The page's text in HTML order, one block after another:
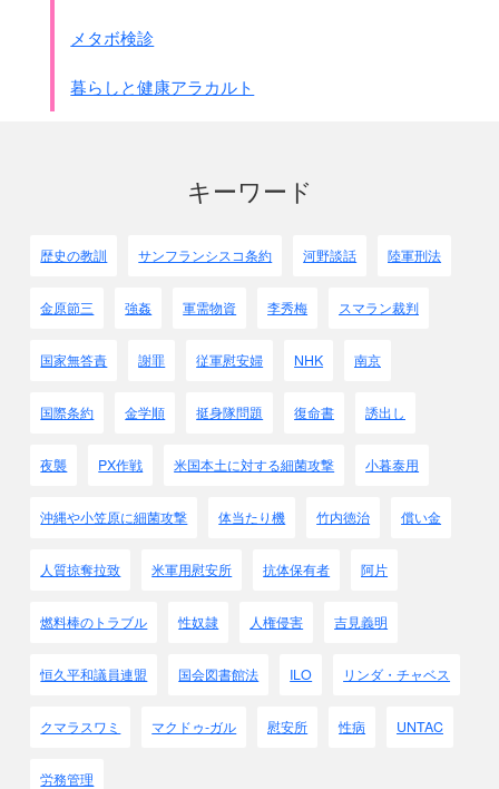
対等の取扱を受くべし
自国の軍隊と対等に扱え
第二款 戦闘
交戦者は、害敵手段の選択につき、
何をやっても良いと言うのではない
特別の条約をもって定めたる禁止の外、
イ.
毒又は毒を施したる兵器を使用すること
背信の行為をもって殺傷すること
降を乞える敵を殺傷すること
ロ：許すと騙して殺してもいけない
・・・・
う事です。
日本軍は総てに違反しました。
防守せざる都市、村落、住宅又は建物は、
これを攻撃又は砲撃することを得ず
す。
メタボ検診
暮らしと健康アラカルト
キーワード
歴史の教訓 サンフランシスコ条約 河野談話 陸軍刑法
金原節三 強姦 軍需物資 李秀梅 スマラン裁判
国家無答責 謝罪 従軍慰安婦 NHK 南京
国際条約 金学順 挺身隊問題 復命書 誘出し
夜襲 PX作戦 米国本土に対する細菌攻撃 小暮泰用
沖縄や小笠原に細菌攻撃 体当たり機 竹内徳治 償い金
人質掠奪拉致 米軍用慰安所 抗体保有者 阿片
燃料棒のトラブル 性奴隷 人権侵害 吉見義明
恒久平和議員連盟 国会図書館法 ILO リンダ・チャベス
クマラスワミ マクドゥ-ガル 慰安所 性病 UNTAC
労務管理